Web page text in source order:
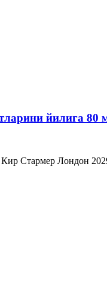
йилига 80
Стармер Лондон